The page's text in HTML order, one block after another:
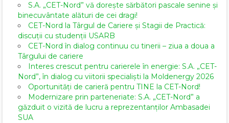
S.A. „CET-Nord” vă dorește sărbători pascale senine și
binecuvântate alături de cei dragi!
CET-Nord la Târgul de Cariere și Stagii de Practică:
discuții cu studenții USARB
CET-Nord în dialog continuu cu tinerii – ziua a doua a
Târgului de cariere
Interes crescut pentru carierele în energie: S.A. „CET-
Nord”, în dialog cu viitorii specialiști la Moldenergy 2026
Oportunități de carieră pentru TINE la CET-Nord!
Modernizare prin parteneriate: S.A. „CET-Nord” a
găzduit o vizită de lucru a reprezentanților Ambasadei
SUA